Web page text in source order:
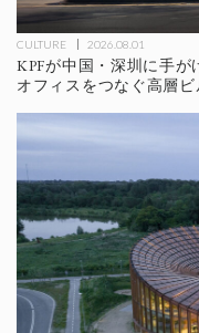
CULTURE 2026.08.01
KPFが中国・深圳に手が
オフィスをつなぐ高層ビ